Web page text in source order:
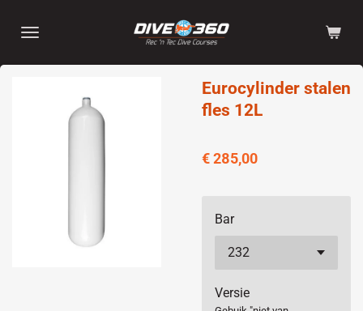
direct
hoofdinhoud
Eurocylinder stalen
fles 12L
€ 285,00
Bar
Versie